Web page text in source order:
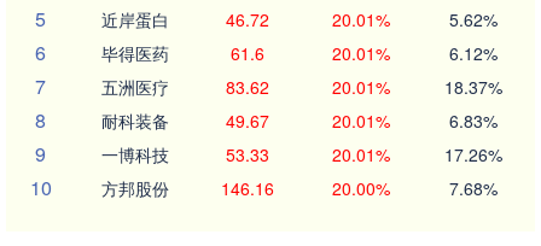
5 近岸蛋白 46.72 20.01% 5.62%
6 毕得医药 61.6 20.01% 6.12%
7 五洲医疗 83.62 20.01% 18.37%
8 耐科装备 49.67 20.01% 6.83%
9 一博科技 53.33 20.01% 17.26%
10 方邦股份 146.16 20.00% 7.68%